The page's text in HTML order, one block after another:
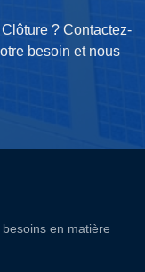
? Contactez-
besoin et nous
en matière